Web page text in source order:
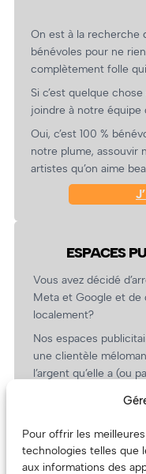
Pour offrir les
technologies telles que
aux informations des
On est à la recherche
bénévoles pour ne
complètement folle qui
Si c’est quelque
joindre à notre équipe
Oui, c’est 100 %
notre plume, assouvir
artistes qu’on aime
ESPACES
Vous avez décidé
Meta et Google et de
localement?
Nos espaces
une clientèle
l’argent qu’elle a (ou
revient.
(Oui, on va avoir des